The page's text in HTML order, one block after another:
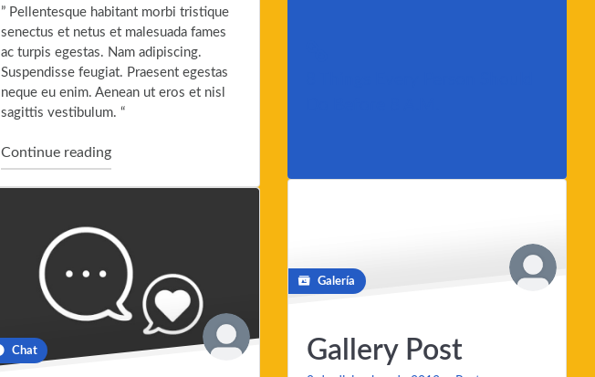
” Pellentesque habitant morbi tristique
senectus et netus et malesuada fames
ac turpis egestas. Nam adipiscing.
Suspendisse feugiat. Praesent egestas
neque eu enim. Aenean ut eros et nisl
sagittis vestibulum. “
Continue reading"Status Post"
Galería
Gallery Post
Chat